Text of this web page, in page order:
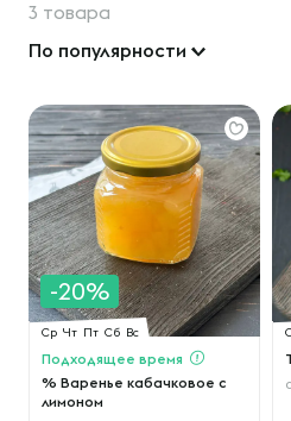
3 товара
По популярности
-20%
Ср Чт Пт Сб Вс
Подходящее время
% Варенье кабачковое с
лимоном